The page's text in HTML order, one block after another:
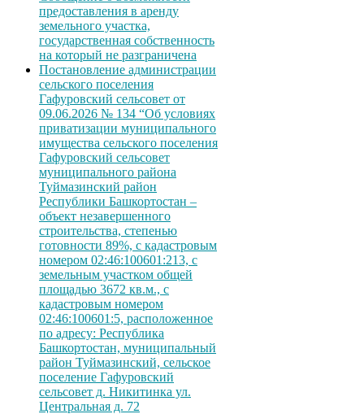
предоставления в аренду
земельного участка,
государственная собственность
на который не разграничена
Постановление администрации
сельского поселения
Гафуровский сельсовет от
09.06.2026 № 134 “Об условиях
приватизации муниципального
имущества сельского поселения
Гафуровский сельсовет
муниципального района
Туймазинский район
Республики Башкортостан –
объект незавершенного
строительства, степенью
готовности 89%, с кадастровым
номером 02:46:100601:213, с
земельным участком общей
площадью 3672 кв.м., с
кадастровым номером
02:46:100601:5, расположенное
по адресу: Республика
Башкортостан, муниципальный
район Туймазинский, сельское
поселение Гафуровский
сельсовет д. Никитинка ул.
Центральная д. 72